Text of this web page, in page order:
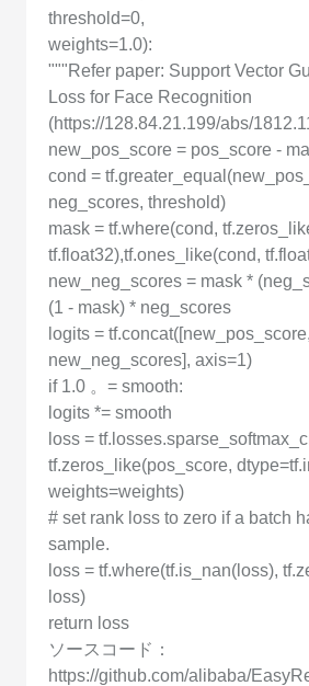
threshold=0,
weights=1.0):
"""Refer paper: Support Vector
Loss for Face Recognition
(https://128.84.21.199/abs/
new_pos_score = pos_score -
cond =
neg_scores, threshold)
mask = tf.where(cond,
tf.float32),tf.ones_like(cond,
new_neg_scores = mask *
(1 - mask) * neg_scores
logits = tf.concat([new_pos_score,
new_neg_scores], axis=1)
if 1.0 。= smooth:
logits *= smooth
loss =
tf.zeros_like(pos_score,
weights=weights)
# set rank loss to zero if a batch
sample.
loss = tf.where(tf.is_nan(loss),
loss)
return loss
ソースコード：
https://github.com/alibaba/